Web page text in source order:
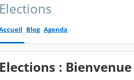
Elections
Blog Agenda
Elections : Bienvenue